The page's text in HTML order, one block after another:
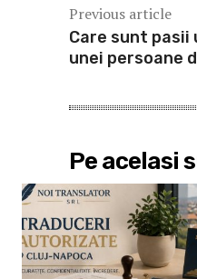
Previous article
Care sunt pasii
unei persoane
Pe acelasi